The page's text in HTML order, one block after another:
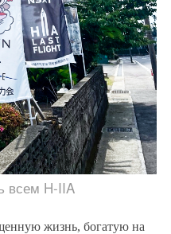
всем H-IIA
жизнь, богатую на